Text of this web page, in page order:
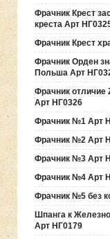
Фрачник Крест
креста Арт
Фрачник Крест
Фрачник Орден
Польша Арт
Фрачник отличие
Арт НГ0326
Фрачник №1 Арт
Фрачник №2 Арт
Фрачник №3 Арт
Фрачник №4 Арт
Фрачник №5 без
Шпанга к
Арт НГ0179